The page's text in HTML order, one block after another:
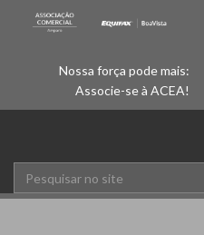
Nossa força pode mais:
Associe-se à ACEA!